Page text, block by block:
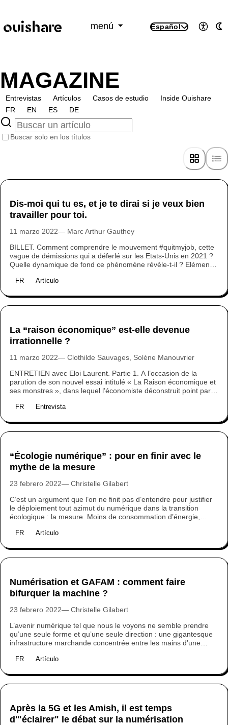
menú
Español
MAGAZINE
Entrevistas Artículos Casos de estudio
Inside Ouishare
FR
EN ES DE
Buscar solo en los títulos
Dis-moi qui tu es, et je te dirai si je veux bien
travailler pour toi.
11 marzo 2022 Marc Arthur Gauthey
BILLET. Comment comprendre le mouvement #quitmyjob, cette
vague de démissions qui a déferlé sur les Etats-Unis en 2021 ?
Quelle dynamique de fond ce phénomène révèle-t-il ? Eléments
FR
Artículo
La “raison économique” est-elle devenue
irrationnelle ?
11 marzo 2022 Clothilde Sauvages, Solène Manouvrier
ENTRETIEN avec Eloi Laurent. Partie 1. A l’occasion de la
parution de son nouvel essai intitulé « La Raison économique et
ses monstres », dans lequel l’économiste déconstruit point par
dans le débat public, nous avons souhaité lui poser quelques
si grande inertie sur le plan écologique et social en France ?
Comment sortir d’une situation digne des années 70 où
FR Entrevista
“Écologie numérique” : pour en finir avec le
mythe de la mesure
23 febrero 2022 Christelle Gilabert
C’est un argument que l’on ne finit pas d’entendre pour justifier
le déploiement tout azimut du numérique dans la transition
écologique : la mesure. Moins de consommation d’énergie,
numériques permettraient une gestion “intelligente” de nos
cette croyance qui à la peau dure ne fait que détourner
l’attention des réalités écologiques auxquelles le secteur doit se
FR Artículo
Numérisation et GAFAM : comment faire
bifurquer la machine ?
23 febrero 2022 Christelle Gilabert
L’avenir numérique tel que nous le voyons ne semble prendre
qu’une seule forme et qu’une seule direction : une gigantesque
infrastructure marchande concentrée entre les mains d’une
marche. Face aux dangers que la numérisation fait peser sur
écologiques, quels sont les moyens de changer sa trajectoire ?
FR Artículo
Après la 5G et les Amish, il est temps
d'"éclairer" le débat sur la numérisation